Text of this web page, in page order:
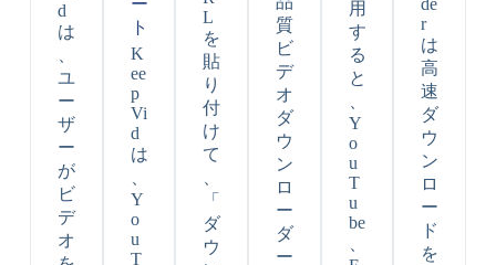
d
は
ユ
ー
ザ
ー
が
ビ
デ
オ
ー
ト
K
ee
p
Vi
d
は
Y
o
u
T
L
を
貼
り
付
け
て
「
ダ
ウ
質
ビ
デ
オ
ダ
ウ
ン
ロ
ー
ダ
ー
用
す
る
と
Y
o
u
T
u
be
de
r
は
高
速
ダ
ウ
ン
ロ
ー
ド
を